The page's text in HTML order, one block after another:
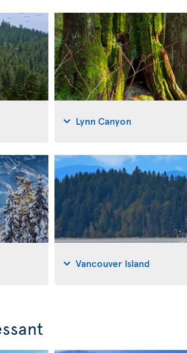
Lynn Canyon
Vancouver Island